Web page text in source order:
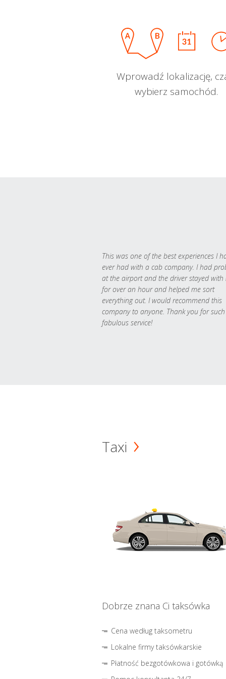
Wprowadź lokalizację,
wybierz samochód.
This was one of the best experiences I
ever had with a cab company. I had
at the airport and the driver stayed with
for over an hour and helped me sort
everything out. I would recommend this
company to anyone. Thank you for such
fabulous service!
Taxi
Dobrze znana Ci taksówka
Cena według taksometru
Lokalne firmy taksówkarskie
Płatność bezgotówkowa i gotówką